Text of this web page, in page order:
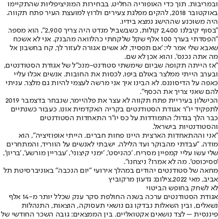
ובמריבות. תוך כדי האופוריה החליט, בבחירות המוניציפליות שהתקיימו
באוקטובר 2018, להקים מפלגת צעירים ולרוץ למועצת העיר פתח תקווה.
היה משוכנע שההישג נמצא בידיו.
"בסוף קיבלנו 2,400 קולות, כשבשביל מנדט היה צריך 2,900", הוא מספר.
"הפסדתי בערך 100 אלף שקל שלקחתי כהלוואה מהבנק. אני לא אשכח
שאבא שלי אמר לי: 'אם תפסיד, לא אשים אגורה לעזור לך, קח בחשבון אל
מה אתה נכנס'. והוא אכן לא שם.
"אז הייתה תקופה שביום שימשתי סטודנט-מנכ"ל של אגודת הסטודנטים,
ובערב הייתי ממלצר באולם ביפו, לכסות את החובות. אנשים אכלו עליי
כאפה על הדיסוננס. לא הבינו איך אני מרשה לעצמי להיות גם מלצר. עניתי
להם שאני צריך את הכסף".
הכישלון בעיריית פתח תקווה לא עצר את פלהיימר, שנבחר בדצמבר 2019
לתפקיד יו"ר אגודת הסטודנטים בקריה האקדמית אונו. כעבור כשנתיים
כבר הלך בגדול: התמודדות על כס יו"ר התאחדות הסטודנטים
והסטודנטיות בישראל.
"אני וההתאחדות הארצית היינו פחות חברים. הייתי אופוזיציה", הוא
מודה. "עבדתי מהבוקר ועד הלילה. ישבתי לאנשים על הווריד, והמתחרים
שלי עשו עליי קמפיין מסריח. 'כהניסט', 'ימני קיצוני', 'עבריין מורשע', 'בריון',
'פסיכופט'. מה לא אמרו? ניצחנו".
מחאה של סטודנטים יהודים במהלך אירועי "יום הנכבה" באוניברסיטת תל
אביב, מאי 2022,צילום: גדעון מרקוביץ
לא לשחק בחופש הביטוי
אגודת הסטודנטים ערכה בשנה החולפת סקר ענק שכלל יותר מ-14 אלף
נשאלים, ובין השאלות נבדקו גם נושאי תעסוקה, הוצאות, התנהלות
פיננסית – לצד נושאים אקטואליים. בין הממצאים: גובה השכר החודשי של